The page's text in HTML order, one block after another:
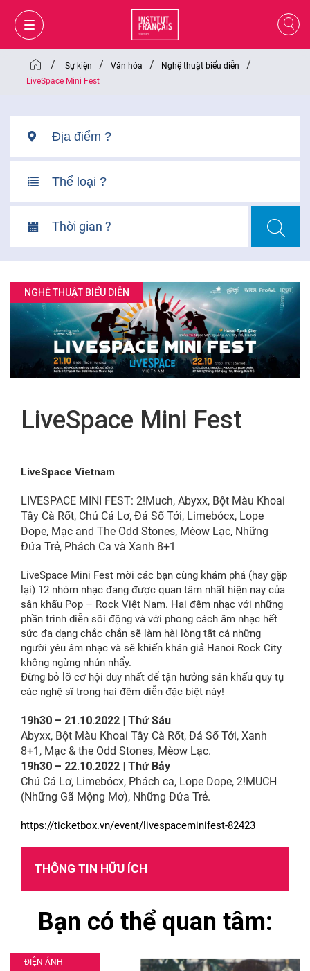
GIỎ HÀNG ĐĂNG NHẬP
VI
VI
FR
/ Sự kiện / Văn hóa / Nghệ thuật biểu diễn /
LiveSpace Mini Fest
Thời gian ?
NGHỆ THUẬT BIỂU DIỄN
LiveSpace Mini Fest
LiveSpace Vietnam
LIVESPACE MINI FEST: 2!Much, Abyxx, Bột Màu Khoai
Tây Cà Rốt, Chú Cá Lơ, Đá Số Tới, Limebócx, Lope
Dope, Mạc and The Odd Stones, Mèow Lạc, Những
Đứa Trẻ, Phách Ca và Xanh 8+1
LiveSpace Mini Fest mời các bạn cùng khám phá (hay gặp
lại) 12 nhóm nhạc đang được quan tâm nhất hiện nay của
sân khấu Pop – Rock Việt Nam. Hai đêm nhạc với những
phần trình diễn sôi động và với phong cách âm nhạc hết
sức đa dạng chắc chắn sẽ làm hài lòng tất cả những
người yêu âm nhạc và sẽ khiến khán giả Hanoi Rock City
không ngừng nhún nhẩy.
Đừng bỏ lỡ cơ hội duy nhất để tận hưởng sân khấu quy tụ
các nghệ sĩ trong hai đêm diễn đặc biệt này!
19h30 – 21.10.2022 | Thứ Sáu
Abyxx, Bột Màu Khoai Tây Cà Rốt, Đá Số Tới, Xanh
8+1, Mạc & the Odd Stones, Mèow Lạc.
19h30 – 22.10.2022 | Thứ Bảy
Chú Cá Lơ, Limebócx, Phách ca, Lope Dope, 2!MUCH
(Những Gã Mộng Mơ), Những Đứa Trẻ.
https://ticketbox.vn/event/livespaceminifest-82423
THÔNG TIN HỮU ÍCH
Bạn có thể quan tâm:
ĐIỆN ẢNH